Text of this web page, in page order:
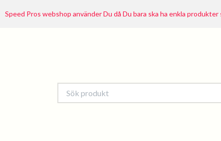
Speed Pros webshop använder Du då Du bara ska ha enkla